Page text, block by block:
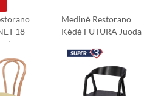
18
Medinė Restorano
Kėdė FUTURA Juoda